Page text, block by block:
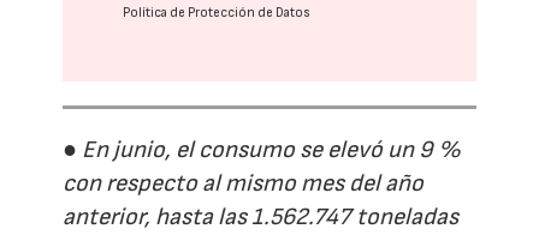
Política de Protección de Datos
● En junio, el consumo se elevó un 9 %
con respecto al mismo mes del año
anterior, hasta las 1.562.747 toneladas